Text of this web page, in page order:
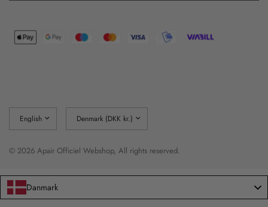
country/region
country/region
© 2026 Apair Officiel Webshop, All rights reserved.
Danmark